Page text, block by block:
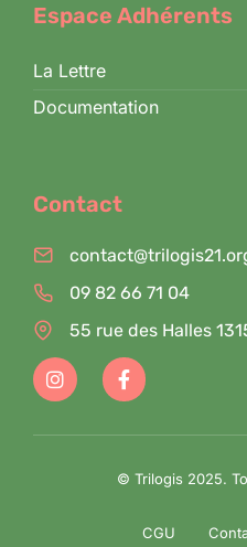
Espace Adhérents
La Lettre
Documentation
Contact
09 82 66 71 04
55 rue des Halles
© Trilogis 2025.
CGU